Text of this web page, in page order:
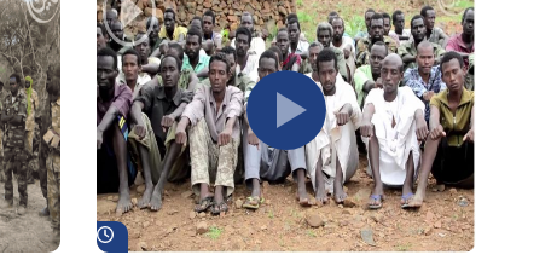
شاهد لاحقاً شاهد لاحقاً